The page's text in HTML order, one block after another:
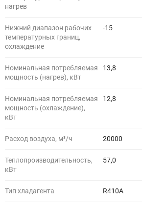
нагрев
Нижний диапазон рабочих
температурных границ,
охлаждение
-15
Номинальная потребляемая
мощность (нагрев), кВт
13,8
Номинальная потребляемая
мощность (охлаждение),
кВт
12,8
Расход воздуха, м³/ч 20000
Теплопроизводительность,
кВт
57,0
Тип хладагента R410A